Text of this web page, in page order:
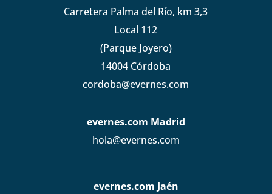
Carretera Palma del Río, km 3,3
Local 112
(Parque Joyero)
14004 Córdoba
cordoba@evernes.com
evernes.com Madrid
hola@evernes.com
evernes.com Jaén